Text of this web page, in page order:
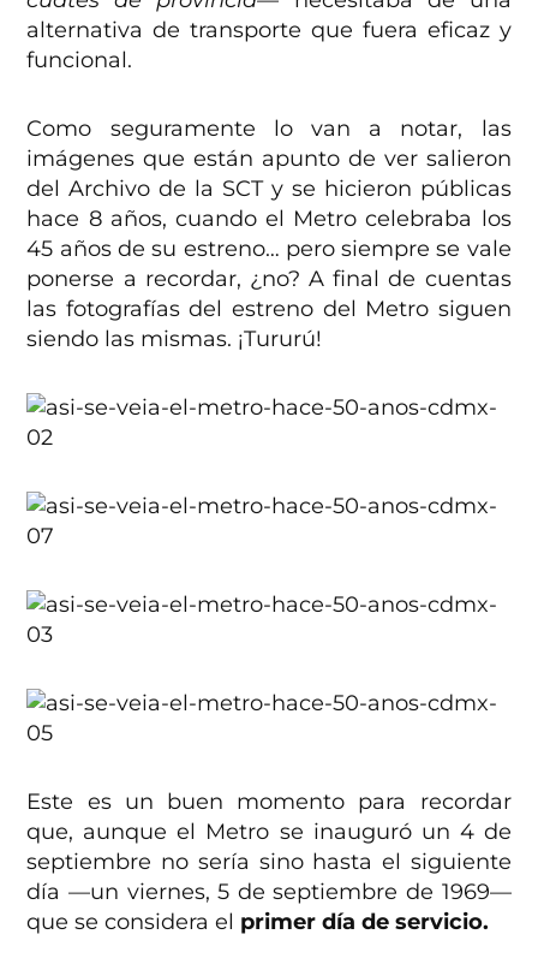
alternativa de transporte que fuera eficaz y
funcional.
Como seguramente lo van a notar, las
imágenes que están apunto de ver salieron
del Archivo de la SCT y se hicieron públicas
hace 8 años, cuando el Metro celebraba los
45 años de su estreno… pero siempre se vale
ponerse a recordar, ¿no? A final de cuentas
las fotografías del estreno del Metro siguen
siendo las mismas. ¡Tururú!
Este es un buen momento para recordar
que, aunque el Metro se inauguró un 4 de
septiembre no sería sino hasta el siguiente
día —un viernes, 5 de septiembre de 1969—
que se considera el primer día de servicio.